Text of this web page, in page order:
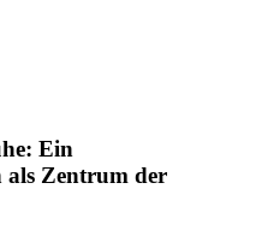
Ein
als Zentrum der